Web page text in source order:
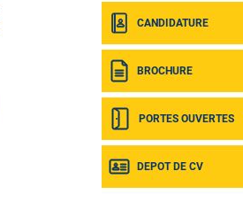
CANDIDATURE
BROCHURE
PORTES OUVERTES
DEPOT DE CV